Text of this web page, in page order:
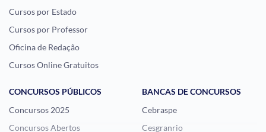
Cursos por Estado
Cursos por Professor
Oficina de Redação
Cursos Online Gratuitos
CONCURSOS PÚBLICOS
Concursos 2025
Concursos Abertos
BANCAS DE CONCURSOS
Cebraspe
Cesgranrio